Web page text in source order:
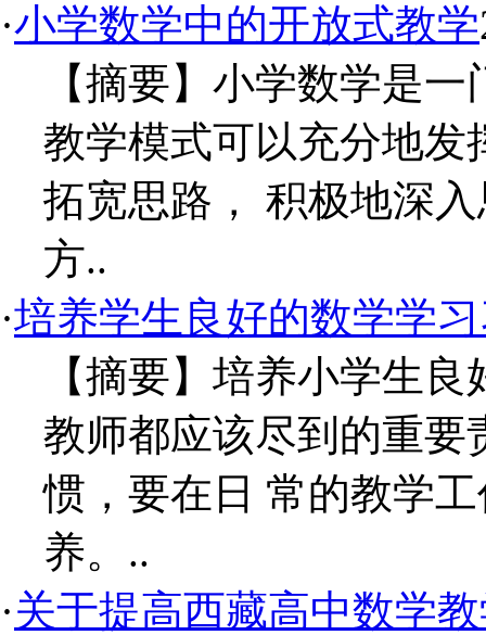
·小学数学中的开放式教学
【摘要】小学数学是
教学模式可以充分地发
拓宽思路， 积极地深
方..
·培养学生良好的数学学
【摘要】培养小学生
教师都应该尽到的重要
惯，要在日 常的教学
养。..
·关于提高西藏高中数学